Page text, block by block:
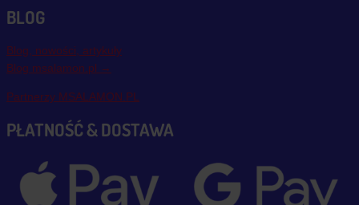
BLOG
Blog, nowości, artykuły
Blog msalamon.pl →
Partnerzy MSALAMON.PL
PŁATNOŚĆ & DOSTAWA